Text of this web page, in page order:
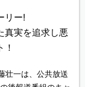
リー!
真実を追求し悪
壮一は、公共放送